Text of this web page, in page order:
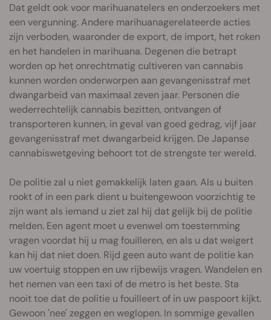
Dat geldt ook voor marihuanatelers en onderzoekers met
een vergunning. Andere marihuanagerelateerde acties
zijn verboden, waaronder de export, de import, het roken
en het handelen in marihuana. Degenen die betrapt
worden op het onrechtmatig cultiveren van cannabis
kunnen worden onderworpen aan gevangenisstraf met
dwangarbeid van maximaal zeven jaar. Personen die
wederrechtelijk cannabis bezitten, ontvangen of
transporteren kunnen, in geval van goed gedrag, vijf jaar
gevangenisstraf met dwangarbeid krijgen. De Japanse
cannabiswetgeving behoort tot de strengste ter wereld.
De politie zal u niet gemakkelijk laten gaan. Als u buiten
rookt of in een park dient u buitengewoon voorzichtig te
zijn want als iemand u ziet zal hij dat gelijk bij de politie
melden. Een agent moet u evenwel om toestemming
vragen voordat hij u mag fouilleren, en als u dat weigert
kan hij dat niet doen. Rijd geen auto want de politie kan
uw voertuig stoppen en uw rijbewijs vragen. Wandelen en
het nemen van een taxi of de metro is het beste. Sta
nooit toe dat de politie u fouilleert of in uw paspoort kijkt.
Gewoon 'nee' zeggen en weglopen. In sommige gevallen